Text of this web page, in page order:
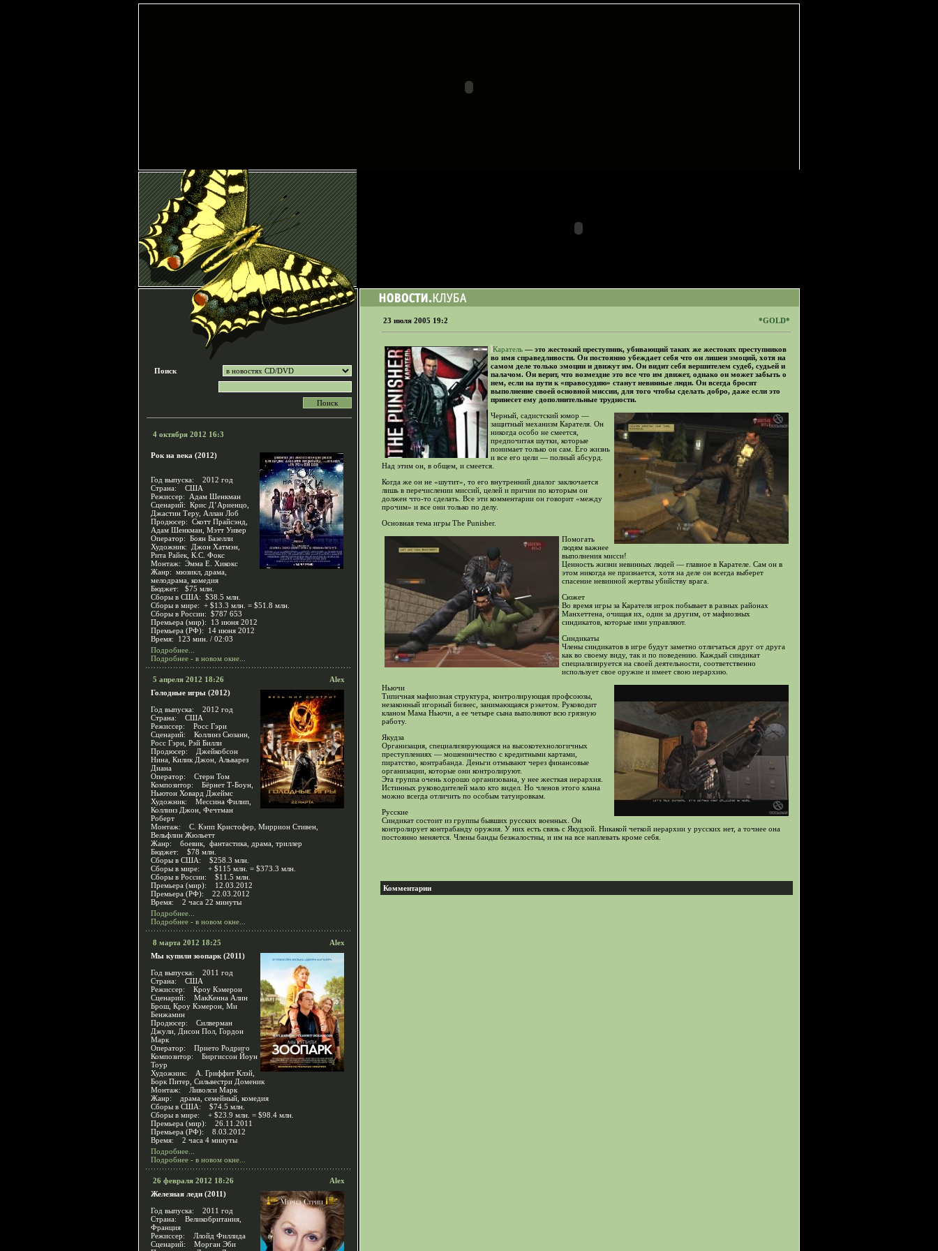
Поиск
4 октября 2012 16:3
Рок на века (2012)
Год выпуска: 2012 год
Страна: США
Режиссер: Адам Шенкман
Сценарий: Крис Д’Ариенцо,
Джастин Теру, Аллан Лоб
Продюсер: Скотт Прайсэнд,
Адам Шенкман, Мэтт Уивер
Оператор: Боян Базелли
Художник: Джон Хатмэн,
Рита Райек, К.С. Фокс
Монтаж: Эмма Е. Хикокс
Жанр: мюзикл, драма,
мелодрама, комедия
Бюджет: $75 млн.
Сборы в США: $38.5 млн.
Сборы в мире: + $13.3 млн. = $51.8 млн.
Сборы в России: $787 653
Премьера (мир): 13 июня 2012
Премьера (РФ): 14 июня 2012
Время: 123 мин. / 02:03
Подробнее...
Подробнее - в новом окне...
5 апреля 2012 18:26
Alex
Голодные игры (2012)
Год выпуска: 2012 год
Страна: США
Режиссер: Росс Гэри
Сценарий: Коллинз Сюзанн,
Росс Гэри, Рэй Билли
Продюсер: Джейкобсон
Нина, Килик Джон, Альварез
Диана
Оператор: Стерн Том
Композитор: Бёрнет Т-Боун,
Ньютон Ховард Джеймс
Художник: Мессина Филип,
Коллинз Джон, Фечтман
Роберт
Монтаж: С. Кэпп Кристофер, Миррион Стивен,
Вельфлин Жюльетт
Жанр: боевик, фантастика, драма, триллер
Бюджет: $78 млн.
Сборы в США: $258.3 млн.
Сборы в мире: + $115 млн. = $373.3 млн.
Сборы в России: $11.5 млн.
Премьера (мир): 12.03.2012
Премьера (РФ): 22.03.2012
Время: 2 часа 22 минуты
Подробнее...
Подробнее - в новом окне...
8 марта 2012 18:25
Alex
Мы купили зоопарк (2011)
Год выпуска: 2011 год
Страна: США
Режиссер: Кроу Кэмерон
Сценарий: МакКенна Алин
Брош, Кроу Кэмерон, Ми
Бенжамин
Продюсер: Силверман
Джули, Дисон Пол, Гордон
Марк
Оператор: Прието Родриго
Композитор: Биргиссон Йоун
Тоур
Художник: А. Гриффит Клэй,
Борк Питер, Сильвестри Доменик
Монтаж: Ливолси Марк
Жанр: драма, семейный, комедия
Сборы в США: $74.5 млн.
Сборы в мире: + $23.9 млн. = $98.4 млн.
Премьера (мир): 26.11.2011
Премьера (РФ): 8.03.2012
Время: 2 часа 4 минуты
Подробнее...
Подробнее - в новом окне...
26 февраля 2012 18:26
Alex
Железная леди (2011)
Год выпуска: 2011 год
Страна: Великобритания,
Франция
Режиссер: Ллойд Филлида
Сценарий: Морган Эби
23 июля 2005 19:2 *GOLD*
Каратель — это жестокий преступник, убивающий таких же жестоких преступников
во имя справедливости. Он постоянно убеждает себя что он лишен эмоций, хотя на
самом деле только эмоции и движут им. Он видит себя вершителем судеб, судьей и
палачом. Он верит, что возмездие это все что им движет, однако он может забыть о
нем, если на пути к «правосудию» станут невинные люди. Он всегда бросит
выполнение своей основной миссии, для того чтобы сделать добро, даже если это
принесет ему дополнительные трудности.
Черный, садистский юмор —
защитный механизм Карателя. Он
никогда особо не смеется,
предпочитая шутки, которые
понимает только он сам. Его жизнь
и все его цели — полный абсурд.
Над этим он, в общем, и смеется.
Когда же он не «шутит», то его внутренний диалог заключается
лишь в перечислении миссий, целей и причин по которым он
должен что-то сделать. Все эти комментарии он говорит «между
прочим» и все они только по делу.
Основная тема игры The Punisher.
Помогать
людям важнее
выполнения мисси!
Ценность жизни невинных людей — главное в Карателе. Сам он в
этом никогда не признается, хотя на деле он всегда выберет
спасение невинной жертвы убийству врага.
Сюжет
Во время игры за Карателя игрок побывает в разных районах
Манхеттена, очищая их, один за другим, от мафиозных
синдикатов, которые ими управляют.
Синдикаты
Члены синдикатов в игре будут заметно отличаться друг от друга
как во своему виду, так и по поведению. Каждый синдикат
специализируется на своей деятельности, соответственно
использует свое оружие и имеет свою иерархию.
Ньючи
Типичная мафиозная структура, контролирующая профсоюзы,
незаконный игорный бизнес, занимающаяся рэкетом. Руководит
кланом Мама Ньючи, а ее четыре сына выполняют всю грязную
работу.
Якудза
Организация, специализирующаяся на высокотехнологичных
преступлениях — мошенничество с кредитными картами,
пиратство, контрабанда. Деньги отмывают через финансовые
организации, которые они контролируют.
Эта группа очень хорошо организована, у нее жесткая иерархия.
Истинных руководителей мало кто видел. Но членов этого клана
можно всегда отличить по особым татуировкам.
Русские
Синдикат состоит из группы бывших русских военных. Он
контролирует контрабанду оружия. У них есть связь с Якудзой. Никакой четкой иерархии у русских нет, а точнее она
постоянно меняется. Члены банды безжалостны, и им на все наплевать кроме себя.
Комментарии